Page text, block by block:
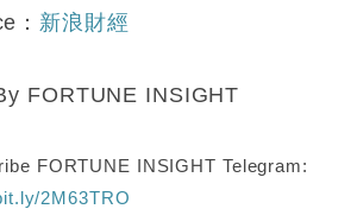
： 新浪財經
FORTUNE INSIGHT
FORTUNE INSIGHT Telegram:
2M63TRO